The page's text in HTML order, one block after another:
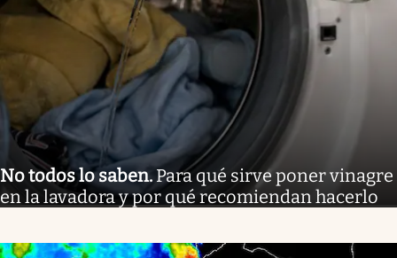
No todos lo saben. Para qué sirve poner vinagre
en la lavadora y por qué recomiendan hacerlo